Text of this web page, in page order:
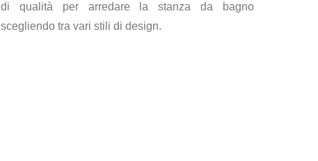
di qualità per arredare la stanza da bagno
scegliendo tra vari stili di design.